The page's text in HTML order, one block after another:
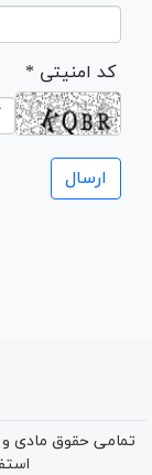
* کد امنیتی
تمامی حقوق مادی و